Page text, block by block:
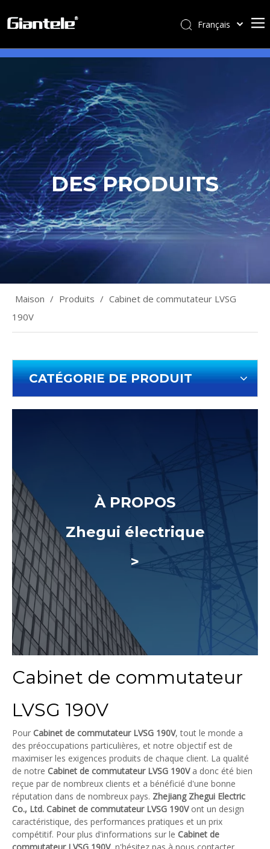
Français
ไทย
Español
العربية
简体中文
English
DES PRODUITS
Maison / Produits / Cabinet de commutateur LVSG
190V
CATÉGORIE DE PRODUIT
À PROPOS
Zhegui électrique
>
Cabinet de commutateur
LVSG 190V
Pour Cabinet de commutateur LVSG 190V, tout le monde a
des préoccupations particulières, et notre objectif est de
maximiser les exigences produits de chaque client. La qualité
de notre Cabinet de commutateur LVSG 190Va donc été bien
reçue par de nombreux clients et a bénéficié d'une bonne
réputation dans de nombreux pays. Zhejiang Zhegui Electric
Co., Ltd. Cabinet de commutateur LVSG 190Vont un design
caractéristique, des performances pratiques et un prix
compétitif. Pour plus d'informations sur le Cabinet de